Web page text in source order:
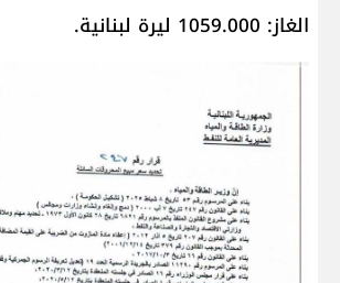
الغاز: 1059.000 ليرة لبنانية.